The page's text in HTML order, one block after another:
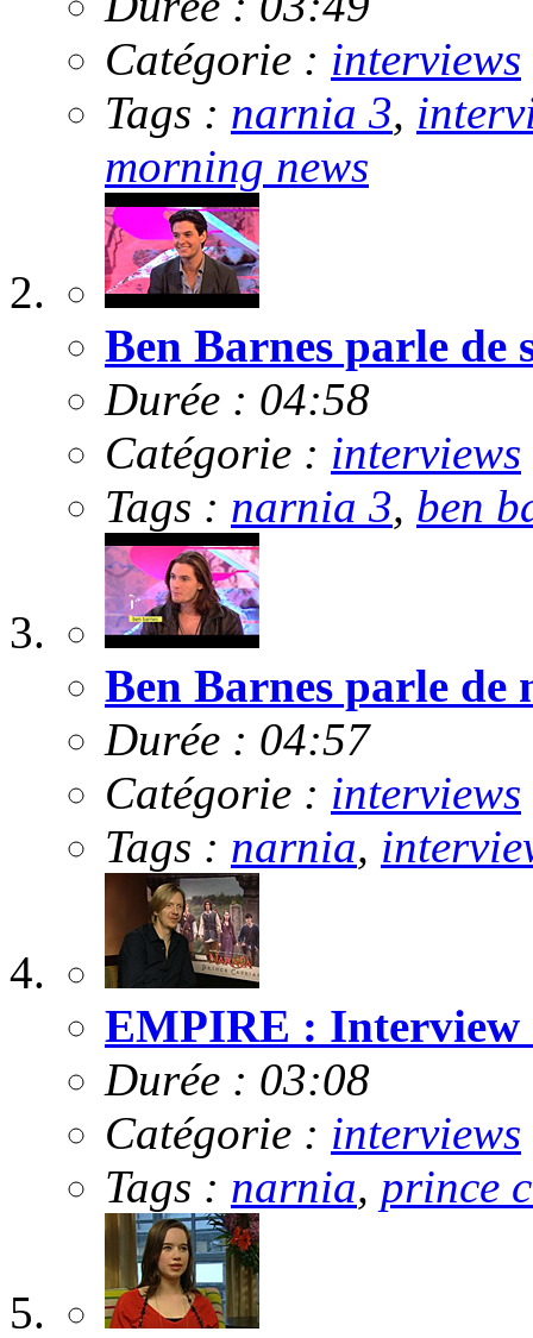
Catégorie : interviews
Tags : narnia 3,
morning news
Ben Barnes parle de
Durée : 04:58
Catégorie : interviews
Tags : narnia 3, ben
Ben Barnes parle de
Durée : 04:57
Catégorie : interviews
Tags : narnia,
EMPIRE : Interview
Durée : 03:08
Catégorie : interviews
Tags : narnia, prince